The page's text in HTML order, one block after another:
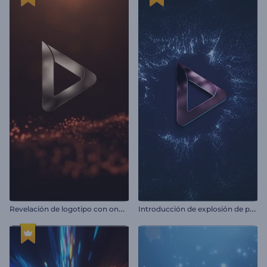
R
evelación de logotipo con ondas de partículas I
ntroducción de explosión de partículas radiantes